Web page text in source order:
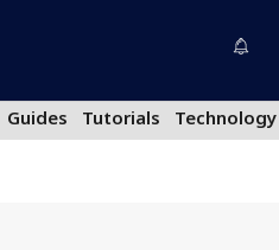
Guides Tutorials Technology